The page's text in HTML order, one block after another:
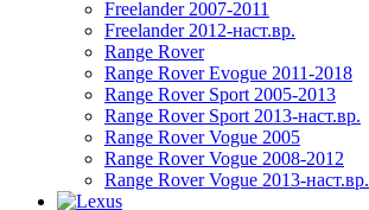
Freelander 2007-2011
Freelander 2012-наст.вр.
Range Rover
Range Rover Evogue 2011-2018
Range Rover Sport 2005-2013
Range Rover Sport 2013-наст.вр.
Range Rover Vogue 2005
Range Rover Vogue 2008-2012
Range Rover Vogue 2013-наст.вр.